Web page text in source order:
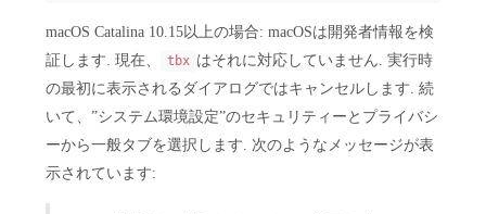
macOS Catalina 10.15以上の場合: macOSは開発者情報を検
証します. 現在、
tbx はそれに対応していません. 実行時
の最初に表示されるダイアログではキャンセルします. 続
いて、”システム環境設定”のセキュリティーとプライバシ
ーから一般タブを選択します. 次のようなメッセージが表
示されています: